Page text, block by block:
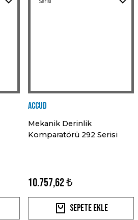
Accud
Mekanik Derinlik
Komparatörü 292 Serisi
10.757,62 ₺
Sepete Ekle